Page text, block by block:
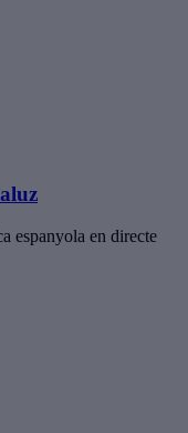
espanyola en directe